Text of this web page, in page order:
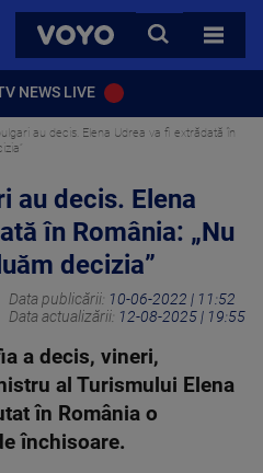
VOYO
CAUTA
TOATE
NEWS LIVE
au decis. Elena Udrea va fi extrădată în
au decis. Elena
în România: „Nu
decizia”
Data publicării: 10-06-2022 | 11:52
Data actualizării: 12-08-2025 | 19:55
a decis, vineri,
al Turismului Elena
în România o
închisoare.